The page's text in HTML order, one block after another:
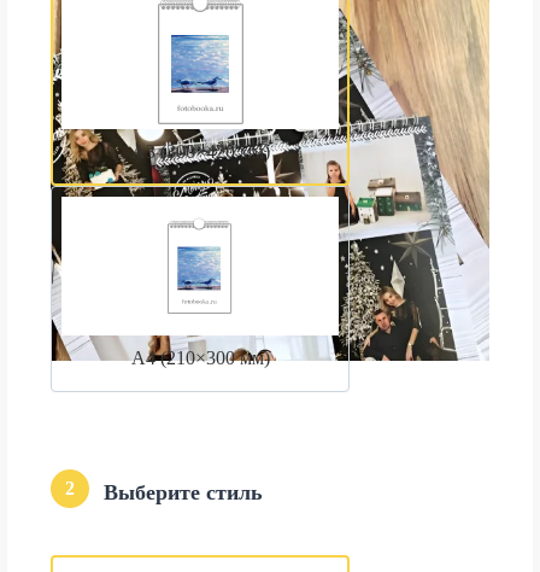
А3 (300×420 мм)
А4 (210×300 мм)
2 Выберите стиль